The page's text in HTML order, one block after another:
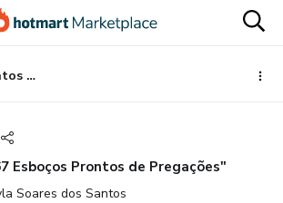
"67 Esboços Prontos de Pregações"
Esboços Prontos de Pregações"
Soares dos Santos